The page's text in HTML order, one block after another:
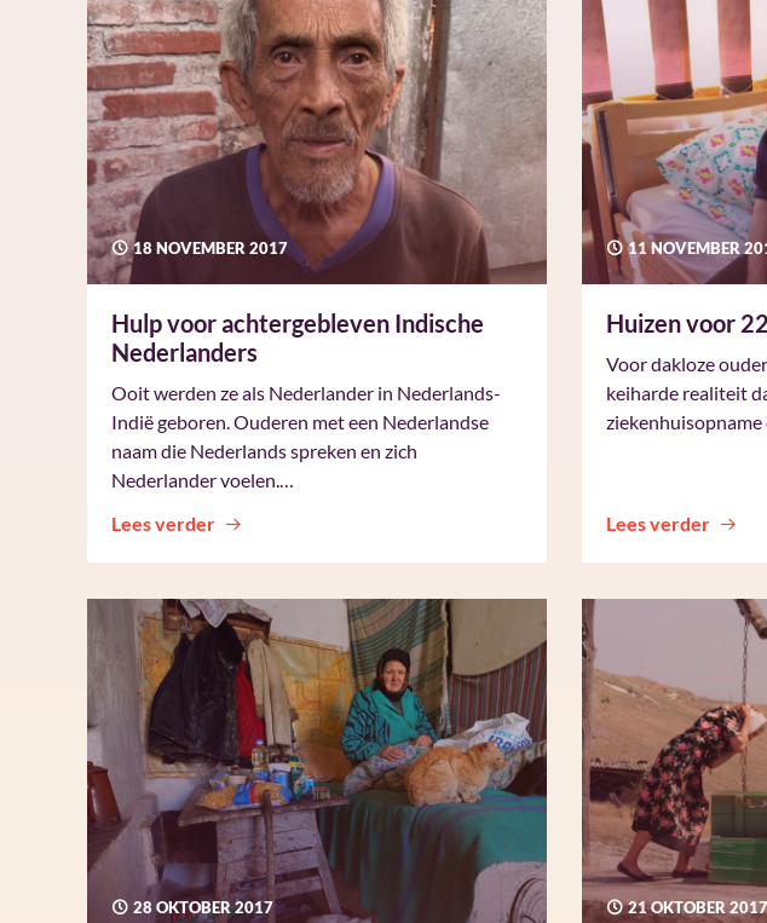
18 NOVEMBER 2017
Hulp voor achtergebleven Indische
Nederlanders
Ooit werden ze als Nederlander in Nederlands-
Indië geboren. Ouderen met een Nederlandse
naam die Nederlands spreken en zich
Nederlander voelen.…
Lees verder
11 NOVEMBER
Huizen voor
Voor dakloze
keiharde realiteit
Lees verder
28 OKTOBER 2017 21 OKTOBER